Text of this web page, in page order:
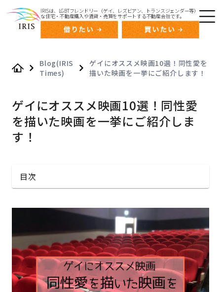
IRISは、LGBTフレンドリー（ゲイ、レズビアン、トランスジェンダー等）
な住宅・不動産購入や賃貸・売買をサポートする不動産会社です。
Blog(IRIS
Times)
ゲイにオススメ映画10選！同性愛を
描いた映画を一挙にご紹介します！
ゲイにオススメ映画10選！同性愛
を描いた映画を一挙にご紹介しま
す！
目次